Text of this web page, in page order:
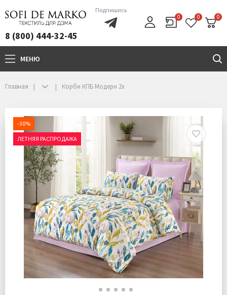
8 (800) 444-32-45
Подпишись
0 0 0
МЕНЮ
Главная Корби КПБ Модерн 2х
-30%
ЛЕТНЯЯ РАСПРОДАЖА